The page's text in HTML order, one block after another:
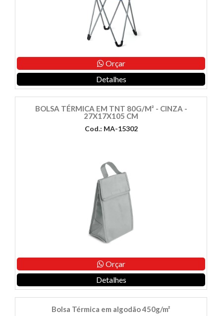
Orçar
Detalhes
BOLSA TÉRMICA EM TNT 80G/M² - CINZA -
27X17X105 CM
Cod.: MA-15302
Orçar
Detalhes
Bolsa Térmica em algodão 450g/m²